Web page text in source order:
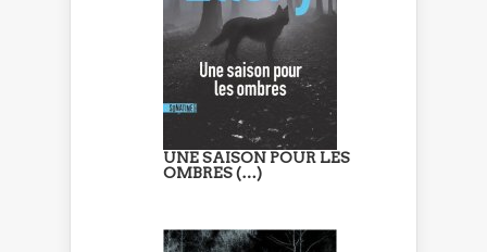
UNE SAISON POUR LES
OMBRES (…)